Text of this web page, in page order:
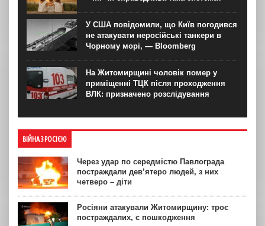
У США повідомили, що Київ погодився
не атакувати неросійські танкери в
Чорному морі, — Bloomberg
На Житомирщині чоловік помер у
приміщенні ТЦК після проходження
ВЛК: призначено розслідування
ВІЙНА З РОСІЄЮ
Через удар по середмістю Павлограда
постраждали дев’ятеро людей, з них
четверо – діти
Росіяни атакували Житомирщину: троє
постраждалих, є пошкодження